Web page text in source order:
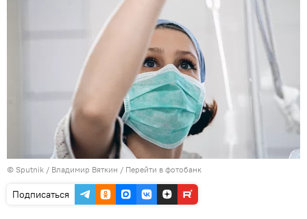
© Sputnik / Владимир Вяткин / Перейти в фотобанк
Подписаться